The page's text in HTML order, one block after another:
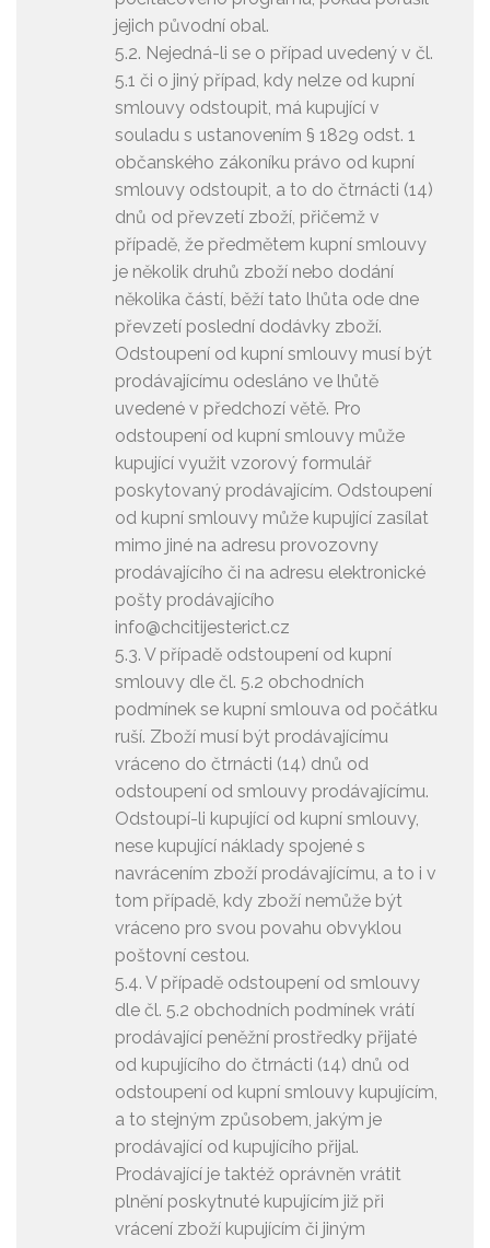
jejich původní obal.
5.2. Nejedná-li se o případ uvedený v čl.
5.1 či o jiný případ, kdy nelze od kupní
smlouvy odstoupit, má kupující v
souladu s ustanovením § 1829 odst. 1
občanského zákoníku právo od kupní
smlouvy odstoupit, a to do čtrnácti (14)
dnů od převzetí zboží, přičemž v
případě, že předmětem kupní smlouvy
je několik druhů zboží nebo dodání
několika částí, běží tato lhůta ode dne
převzetí poslední dodávky zboží.
Odstoupení od kupní smlouvy musí být
prodávajícímu odesláno ve lhůtě
uvedené v předchozí větě. Pro
odstoupení od kupní smlouvy může
kupující využit vzorový formulář
poskytovaný prodávajícím. Odstoupení
od kupní smlouvy může kupující zasílat
mimo jiné na adresu provozovny
prodávajícího či na adresu elektronické
pošty prodávajícího
info@chcitijesterict.cz
5.3. V případě odstoupení od kupní
smlouvy dle čl. 5.2 obchodních
podmínek se kupní smlouva od počátku
ruší. Zboží musí být prodávajícímu
vráceno do čtrnácti (14) dnů od
odstoupení od smlouvy prodávajícímu.
Odstoupí-li kupující od kupní smlouvy,
nese kupující náklady spojené s
navrácením zboží prodávajícímu, a to i v
tom případě, kdy zboží nemůže být
vráceno pro svou povahu obvyklou
poštovní cestou.
5.4. V případě odstoupení od smlouvy
dle čl. 5.2 obchodních podmínek vrátí
prodávající peněžní prostředky přijaté
od kupujícího do čtrnácti (14) dnů od
odstoupení od kupní smlouvy kupujícím,
a to stejným způsobem, jakým je
prodávající od kupujícího přijal.
Prodávající je taktéž oprávněn vrátit
plnění poskytnuté kupujícím již při
vrácení zboží kupujícím či jiným